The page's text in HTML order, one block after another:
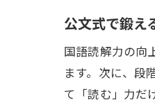
公文式で鍛え
国語読解力の向
ます。次に、段
て「読む」力だ